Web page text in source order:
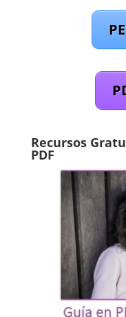
Recursos
PDF